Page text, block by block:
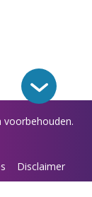
Disclaimer